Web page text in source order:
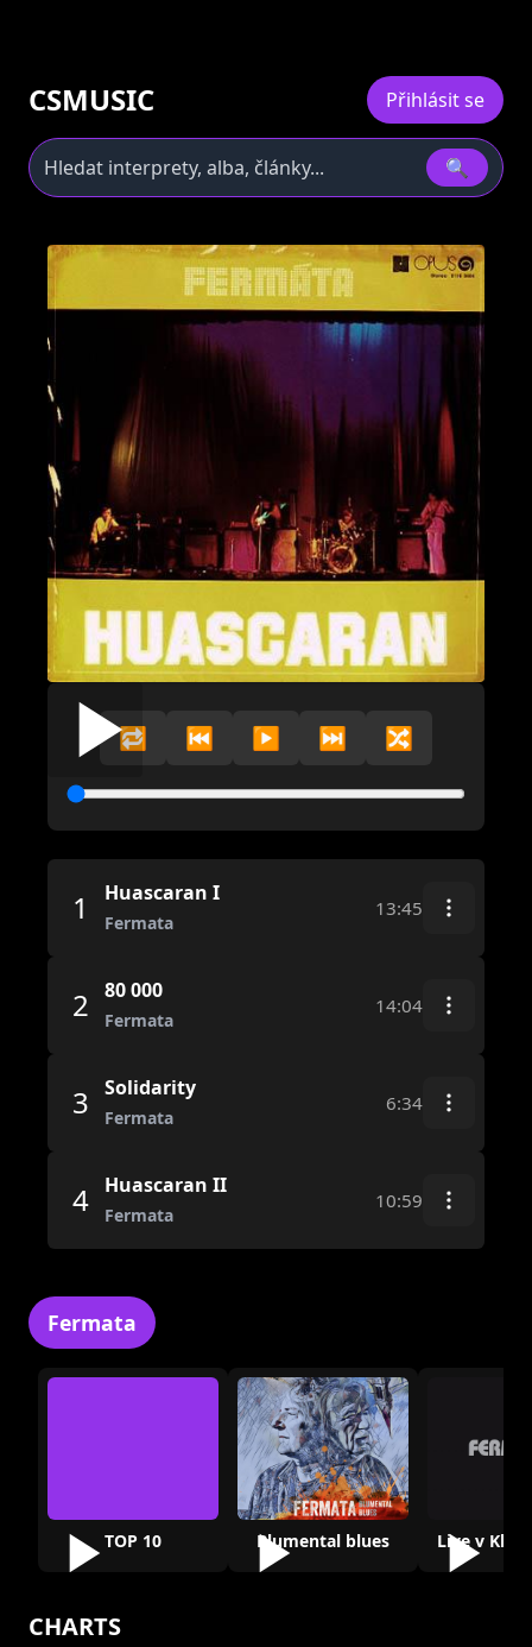
CSMUSIC Přihlásit se
🔍
🔁 ⏮️ ▶️ ⏭️ 🔀
1 Huascaran I
Fermata
13:45
2 80 000
Fermata
14:04
3 Solidarity
Fermata
6:34
4 Huascaran II
Fermata
10:59
Fermata
TOP 10 Blumental blues
CHARTS